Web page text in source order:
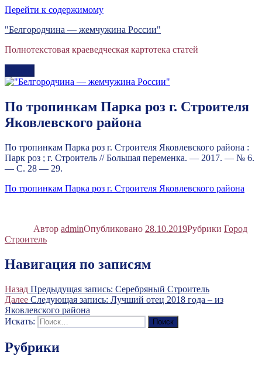
Перейти к содержимому
"Белгородчина — жемчужина России"
Полнотекстовая краеведческая картотека статей
По тропинкам Парка роз г. Строителя
Яковлевского района
По тропинкам Парка роз г. Строителя Яковлевского района :
Парк роз ; г. Строитель // Большая переменка. — 2017. — № 6.
— С. 28 — 29.
По тропинкам Парка роз г. Строителя Яковлевского района
Автор adminОпубликовано 28.10.2019Рубрики Город
Строитель
Навигация по записям
Назад Предыдущая запись: Серебряный Строитель
Далее Следующая запись: Лучший отец 2018 года – из
Яковлевского района
Искать:
Поиск
Рубрики